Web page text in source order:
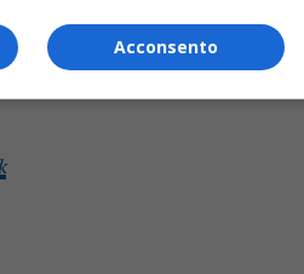
Acconsento